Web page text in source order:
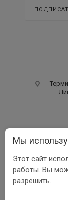
ООО ПФ
Мы
Этот сайт
работы. Вы
разрешить.